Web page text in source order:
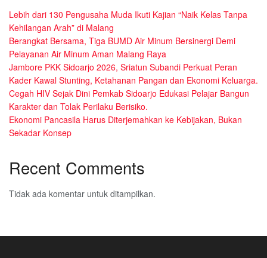
Lebih dari 130 Pengusaha Muda Ikuti Kajian “Naik Kelas Tanpa
Kehilangan Arah” di Malang
Berangkat Bersama, Tiga BUMD Air Minum Bersinergi Demi
Pelayanan Air Minum Aman Malang Raya
Jambore PKK Sidoarjo 2026, Sriatun Subandi Perkuat Peran
Kader Kawal Stunting, Ketahanan Pangan dan Ekonomi Keluarga.
Cegah HIV Sejak Dini Pemkab Sidoarjo Edukasi Pelajar Bangun
Karakter dan Tolak Perilaku Berisiko.
Ekonomi Pancasila Harus Diterjemahkan ke Kebijakan, Bukan
Sekadar Konsep
Recent Comments
Tidak ada komentar untuk ditampilkan.